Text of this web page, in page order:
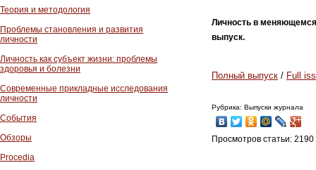
Теория и методология
Проблемы становления и развития
личности
Личность как субъект жизни: проблемы
здоровья и болезни
Современные прикладные исследования
личности
События
Обзоры
Procedia
Личность в
выпуск.
Полный выпуск / Full
Рубрика: Выпуски журнала
Просмотров статьи: 2190